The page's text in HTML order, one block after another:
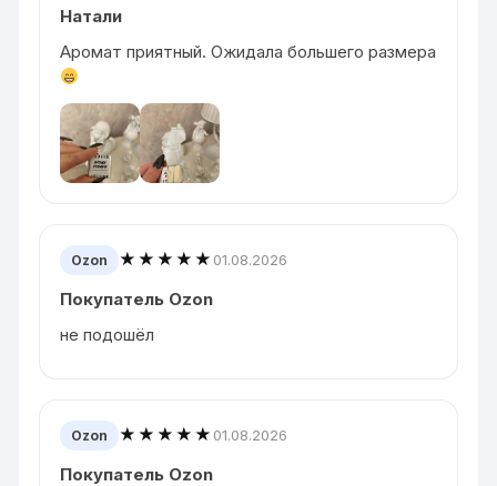
Натали
Аромат приятный. Ожидала большего размера
Ozon ★★★★★ 01.08.2026
Покупатель Ozon
не подошёл
Ozon ★★★★★ 01.08.2026
Покупатель Ozon